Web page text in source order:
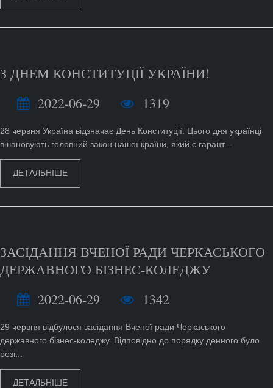
З ДНЕМ КОНСТИТУЦІЇ УКРАЇНИ!
2022-06-29
1319
28 червня Україна відзначає День Конституції. Цього дня українці
вшановують головний закон нашої країни, який є гарант...
ДЕТАЛЬНІШЕ
ЗАСІДАННЯ ВЧЕНОЇ РАДИ ЧЕРКАСЬКОГО
ДЕРЖАВНОГО БІЗНЕС-КОЛЕДЖУ
2022-06-29
1342
29 червня відбулося засідання Вченої ради Черкаського
державного бізнес-коледжу. Відповідно до порядку денного було
розг...
ДЕТАЛЬНІШЕ